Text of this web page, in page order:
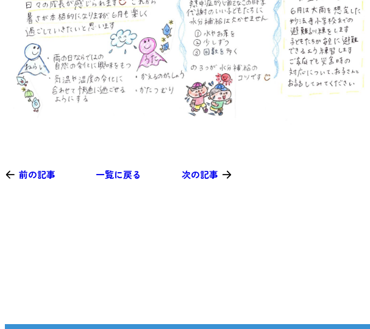
前の記事 一覧に戻る 次の記事